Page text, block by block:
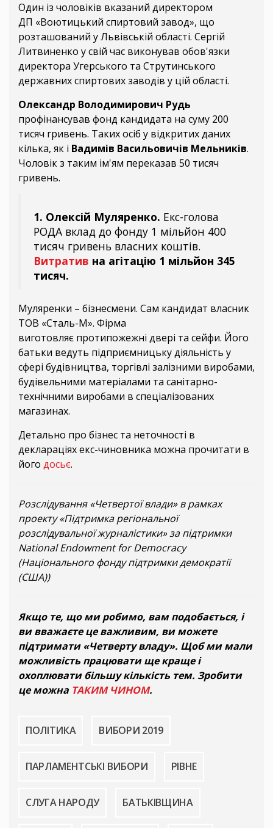
Один із чоловіків вказаний директором
ДП «Воютицький спиртовий завод», що
розташований у Львівській області. Сергій
Литвиненко у свій час виконував обов'язки
директора Угерського та Струтинського
державних спиртових заводів у цій області.
Олександр Володимирович Рудь
профінансував фонд кандидата на суму 200
тисяч гривень. Таких осіб у відкритих даних
кілька, як і Вадимів Васильовичів Мельників.
Чоловік з таким ім'ям переказав 50 тисяч
гривень.
1. Олексій Муляренко. Екс-голова
РОДА вклад до фонду 1 мільйон 400
тисяч гривень власних коштів.
Витратив на агітацію 1 мільйон 345
тисяч.
Муляренки – бізнесмени. Сам кандидат власник
ТОВ «Сталь-М». Фірма
виготовляє протипожежні двері та сейфи. Його
батьки ведуть підприємницьку діяльність у
сфері будівництва, торгівлі залізними виробами,
будівельними матеріалами та санітарно-
технічними виробами в спеціалізованих
магазинах.
Детально про бізнес та неточності в
деклараціях екс-чиновника можна прочитати в
його досьє.
Розслідування «Четвертої влади» в рамках
проекту «Підтримка регіональної
розслідувальної журналістики» за підтримки
National Endowment for Democracy
(Національного фонду підтримки демократії
(США))
Якщо те, що ми робимо, вам подобається, і
ви вважаєте це важливим, ви можете
підтримати «Четверту владу». Щоб ми мали
можливість працювати ще краще і
охоплювати більшу кількість тем. Зробити
це можна ТАКИМ ЧИНОМ.
ПОЛІТИКА ВИБОРИ 2019
ПАРЛАМЕНТСЬКІ ВИБОРИ РІВНЕ
СЛУГА НАРОДУ БАТЬКІВЩИНА